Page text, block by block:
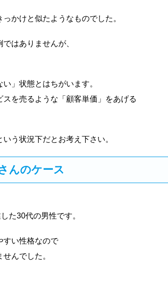
かけと似たようなものでした。
はありませんが、
」状態とはちがいます。
を売るような「顧客単価」をあげる
う状況下だとお考え下さい。
んのケース
た30代の男性です。
すい性格なので
んでした。